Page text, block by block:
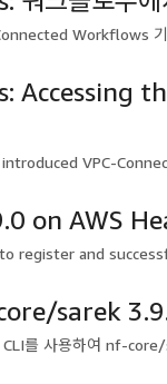
Workflows
Accessing
VPC-
on AWS
register and
sarek
를 사용하여 nf-